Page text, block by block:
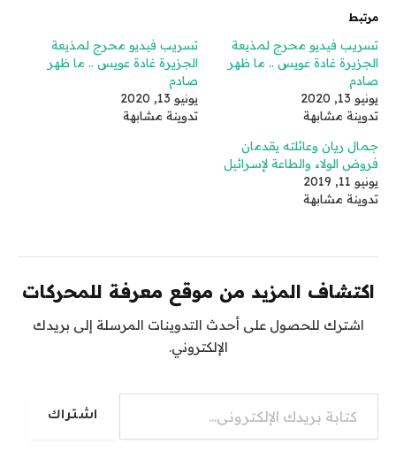
مرتبط
تسريب فيديو محرج لمذيعة
الجزيرة غادة عويس .. ما ظهر
صادم
يونيو 13, 2020
تدوينة مشابهة
تسريب فيديو محرج لمذيعة
الجزيرة غادة عويس .. ما ظهر
صادم
يونيو 13, 2020
تدوينة مشابهة
جمال ريان وعائلته يقدمان
فروض الولاء والطاعة لإسرائيل
يونيو 11, 2019
تدوينة مشابهة
اكتشاف المزيد من موقع معرفة للمحركات
اشترك للحصول على أحدث التدوينات المرسلة إلى بريدك
الإلكتروني.
كتابة بريدك الإلكتروني...
اشتراك